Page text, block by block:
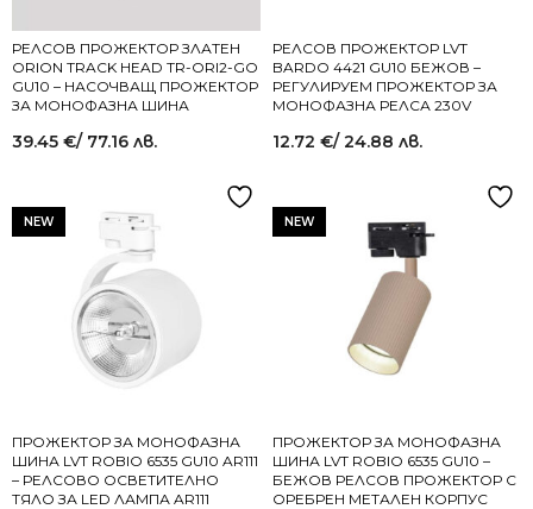
РЕЛСОВ ПРОЖЕКТОР ЗЛАТЕН
ORION TRACK HEAD TR-ORI2-GO
GU10 – НАСОЧВАЩ ПРОЖЕКТОР
ЗА МОНОФАЗНА ШИНА
39.45 €/ 77.16 лв.
РЕЛСОВ ПРОЖЕКТОР LVT
BARDO 4421 GU10 БЕЖОВ –
РЕГУЛИРУЕМ ПРОЖЕКТОР ЗА
МОНОФАЗНА РЕЛСА 230V
12.72 €/ 24.88 лв.
NEW
ПРОЖЕКТОР ЗА МОНОФАЗНА
ШИНА LVT ROBIO 6535 GU10 AR111
– РЕЛСОВО ОСВЕТИТЕЛНО
ТЯЛО ЗА LED ЛАМПА AR111
NEW
ПРОЖЕКТОР ЗА МОНОФАЗНА
ШИНА LVT ROBIO 6535 GU10 –
БЕЖОВ РЕЛСОВ ПРОЖЕКТОР С
ОРЕБРЕН МЕТАЛЕН КОРПУС